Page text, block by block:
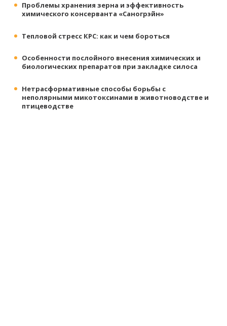
Проблемы хранения зерна и эффективность
химического консерванта «Саногрэйн»
Тепловой стресс КРС: как и чем бороться
Особенности послойного внесения химических и
биологических препаратов при закладке силоса
Нетрасформативные способы борьбы с
неполярными микотоксинами в животноводстве и
птицеводстве